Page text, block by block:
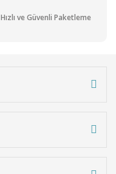
Hızlı ve Güvenli Paketleme